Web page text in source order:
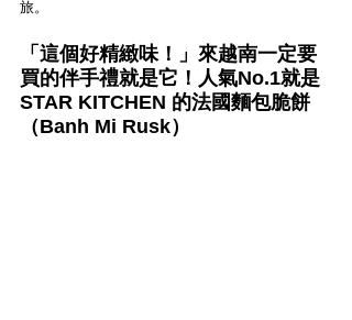
旅。
「這個好精緻味！」來越南一定要
買的伴手禮就是它！人氣No.1就是
STAR KITCHEN 的法國麵包脆餅
（Banh Mi Rusk）